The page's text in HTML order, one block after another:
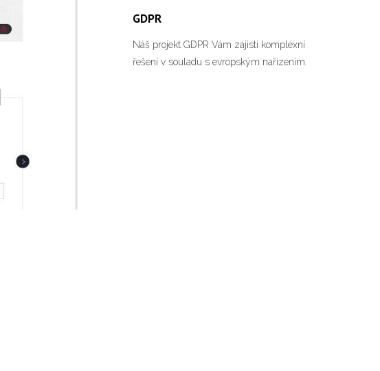
GDPR
Náš projekt GDPR Vám zajistí komplexní
řešení v souladu s evropským nařízením.